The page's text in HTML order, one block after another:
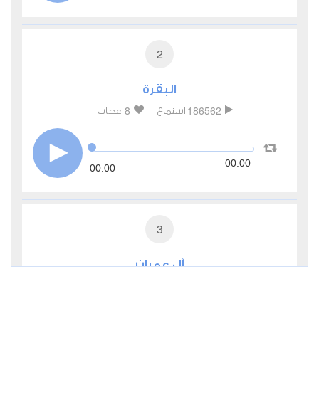
2
البقرة
186562 استماع 8 اعجاب
00:00 00:00
3
آل عمران